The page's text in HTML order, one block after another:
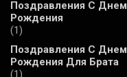
Поздравления С Днем
Рождения
(1)
Поздравления С Днем
Рождения Для Брата
(1)